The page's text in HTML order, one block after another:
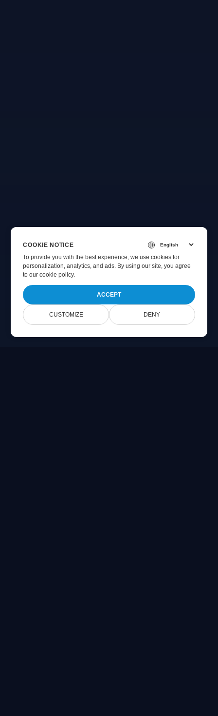
COOKIE NOTICE
To provide you with the best experience, we use cookies for
personalization, analytics, and ads. By using our site, you agree
toour cookie policy.
ACCEPT
CUSTOMIZE DENY